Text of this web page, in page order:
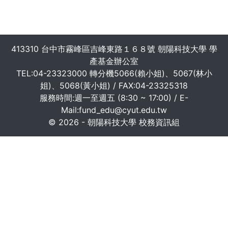
413310 台中市霧峰區吉峰東路１６８號 朝陽科技大學 學
產基金辦公室
TEL:04-23323000 轉分機5066(賴小姐)、5067(林小
姐)、5068(黃小姐) / FAX:04-23325318
服務時間:週一至週五 (8:30 ~ 17:00) / E-
Mail:fund_edu@cyut.edu.tw
© 2026 - 朝陽科技大學 校務資訊組